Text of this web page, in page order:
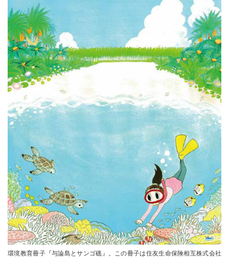
環境教育冊子『与論島とサンゴ礁』。この冊子は住友生命保険相互株式会社